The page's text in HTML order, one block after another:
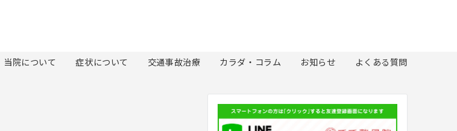
当院について 症状について 交通事故治療 カラダ・コラム お知らせ よくある質問